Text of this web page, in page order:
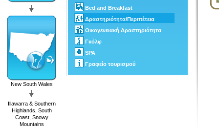
New South Wales
Illawarra & Southern
Highlands, South
Coast, Snowy
Mountains
Bed and Breakfast
Δραστηριότητα/Περιπέτεια
Οικογενειακή Δραστηριότητα
Γκόλφ
SPA
Γραφείο τουρισμού